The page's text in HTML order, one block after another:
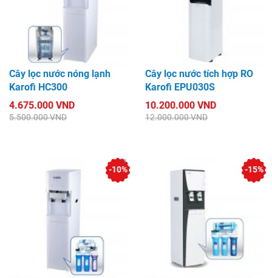
Cây lọc nước nóng lạnh
Karofi HC300
4.675.000 VND
5.500.000 VND
Cây lọc nước tích hợp RO
Karofi EPU030S
10.200.000 VND
12.000.000 VND
-10% -15%